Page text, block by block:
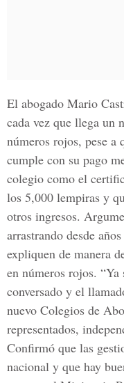
El abogado Mario
cada vez que llega un
números rojos, pese a
cumple con su pago
colegio como el
los 5,000 lempiras y
otros ingresos.
arrastrando desde
expliquen de manera
en números rojos.
conversado y el
nuevo Colegios de
representados,
Confirmó que las
nacional y que hay